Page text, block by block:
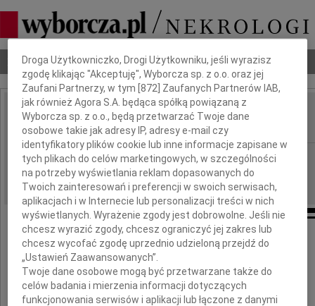
Nekrologi Odeszli Poradnik pogrzebowy
IMIĘ I NAZWISKO: Izabella Weiss-Hrycak
REGION: Kraków
DATA EMISJI: 24.05.2021
Jak trudno żegnać na zawsze kogoś,
kto jeszcze mógł być z nami.
16 maja 2021 roku zmarła nasza
Dbamy o Twoją prywatność
Droga Użytkowniczko, Drogi Użytkowniku, jeśli wyrazisz
zgodę klikając "Akceptuję", Wyborcza sp. z o.o. oraz jej
Zaufani Partnerzy, w tym [872 ] Zaufanych Partnerów IAB,
jak również Agora S.A. będąca spółką powiązaną z
Wyborcza sp. z o.o., będą przetwarzać Twoje dane
osobowe takie jak adresy IP, adresy e-mail czy
identyfikatory plików cookie lub inne informacje zapisane w
tych plikach do celów marketingowych, w szczególności
na potrzeby wyświetlania reklam dopasowanych do
Twoich zainteresowań i preferencji w swoich serwisach,
aplikacjach i w Internecie lub personalizacji treści w nich
wyświetlanych. Wyrażenie zgody jest dobrowolne. Jeśli nie
chcesz wyrazić zgody, chcesz ograniczyć jej zakres lub
chcesz wycofać zgodę uprzednio udzieloną przejdź do
„Ustawień Zaawansowanych”.
Twoje dane osobowe mogą być przetwarzane także do
celów badania i mierzenia informacji dotyczących
funkcjonowania serwisów i aplikacji lub łączone z danymi